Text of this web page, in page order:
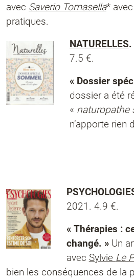
avec Saverio Tomasella*
pratiques.
NATURELLES.
7.5 €.
« Dossier
dossier a été
« naturopathe
n’apporte rien
2021. 4.9 €.
« Thérapies :
changé. » Un
avec Sylvie Le
bien les conséquences de la